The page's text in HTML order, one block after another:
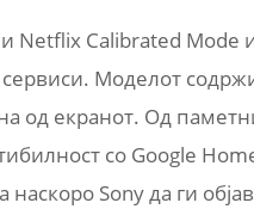
Netflix Calibrated Mode
Моделот
од екранот. Од
со Google
наскоро Sony да ги